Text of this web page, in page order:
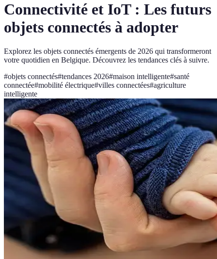
Connectivité et IoT : Les futurs
objets connectés à adopter
Explorez les objets connectés émergents de 2026 qui transformeront
votre quotidien en Belgique. Découvrez les tendances clés à suivre.
#objets connectés#tendances 2026#maison intelligente#santé
connectée#mobilité électrique#villes connectées#agriculture
intelligente